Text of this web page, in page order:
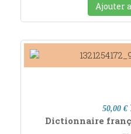
Ajouter
50,00 €
Dictionnaire